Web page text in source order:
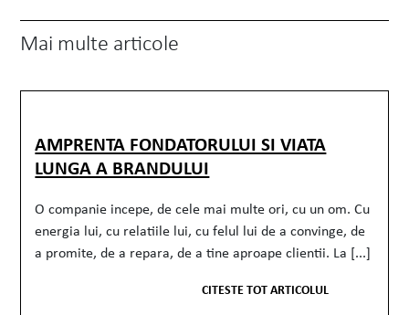
Mai multe articole
AMPRENTA FONDATORULUI SI VIATA
LUNGA A BRANDULUI
O companie incepe, de cele mai multe ori, cu un om. Cu
energia lui, cu relatiile lui, cu felul lui de a convinge, de
a promite, de a repara, de a tine aproape clientii. La [...]
CITESTE TOT ARTICOLUL